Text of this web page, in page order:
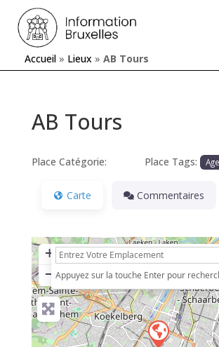
Accueil » Lieux » AB Tours
AB Tours
Place Catégorie: Place Tags:
Carte Commentaires
+
− Appuyez sur la touche Enter pour